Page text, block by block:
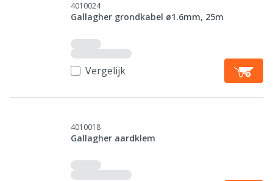
4010024
Gallagher grondkabel ø1.6mm, 25m
Vergelijk
4010018
Gallagher aardklem